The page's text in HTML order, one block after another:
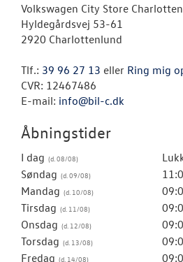
Volkswagen City Store
Hyldegårdsvej 53-61
2920 Charlottenlund
Tlf.: 39 96 27 13 eller Ring mig
CVR: 12467486
E-mail: info@bil-c.dk
Åbningstider
I dag
Søndag
Mandag
Tirsdag
Onsdag
Torsdag
Fredag